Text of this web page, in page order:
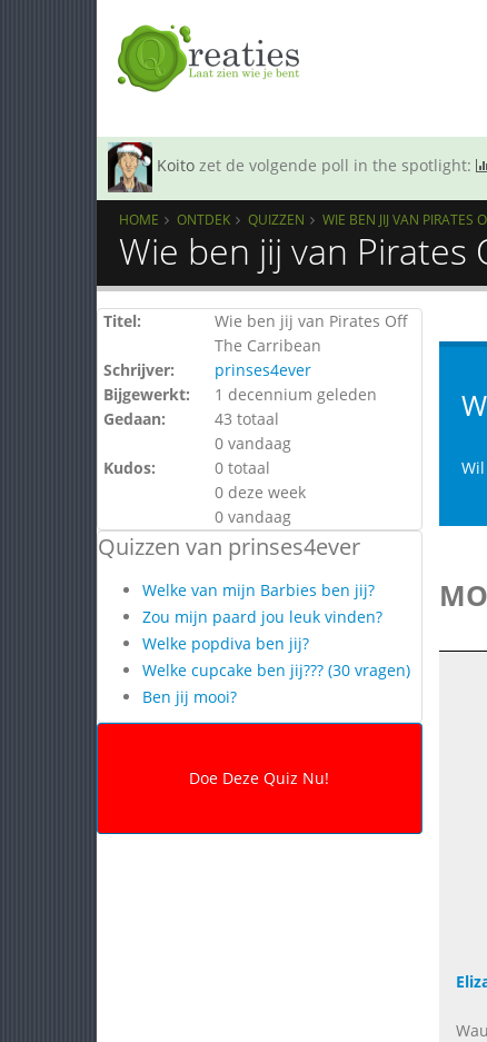
Koito zet de volgende poll in the spotlight:
HOME ONTDEK QUIZZEN WIE BEN JIJ VAN PIRATES
Wie ben jij van Pirates
Titel:
Wie ben jij van Pirates Off
The Carribean
Schrijver:
prinses4ever
Bijgewerkt:
1 decennium geleden
Gedaan:
43 totaal
0 vandaag
Kudos:
0 totaal
0 deze week
0 vandaag
Quizzen van prinses4ever
Welke van mijn Barbies ben jij?
Zou mijn paard jou leuk vinden?
Welke popdiva ben jij?
Welke cupcake ben jij??? (30 vragen)
Ben jij mooi?